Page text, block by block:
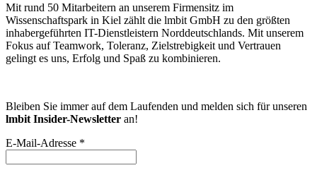
Mit rund 50 Mitarbeitern an unserem Firmensitz im
Wissenschaftspark in Kiel zählt die lmbit GmbH zu den größten
inhabergeführten IT-Dienstleistern Norddeutschlands. Mit unserem
Fokus auf Teamwork, Toleranz, Zielstrebigkeit und Vertrauen
gelingt es uns, Erfolg und Spaß zu kombinieren.
Bleiben Sie immer auf dem Laufenden und melden sich für unseren
lmbit Insider-Newsletter an!
E-Mail-Adresse *